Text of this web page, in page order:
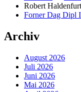
Robert Haldenfurt
Forner Dag Dipl
Archiv
August 2026
Juli 2026
Juni 2026
Mai 2026